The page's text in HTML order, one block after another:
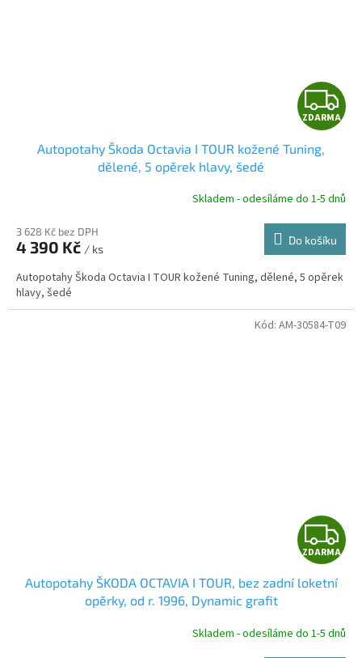
Z
D
R
A
ZDARMA
Autopotahy Škoda Octavia I TOUR kožené Tuning,
dělené, 5 opěrek hlavy, šedé
Skladem - odesíláme do 1-5 dnů
3 628 Kč bez DPH
4 390 Kč / ks
Do košíku
Autopotahy Škoda Octavia I TOUR kožené Tuning, dělené, 5 opěrek
hlavy, šedé
Z
D
R
ZDARMA
Autopotahy ŠKODA OCTAVIA I TOUR, bez zadní loketní
opěrky, od r. 1996, Dynamic grafit
Skladem - odesíláme do 1-5 dnů
Kód: AM-30584-T09